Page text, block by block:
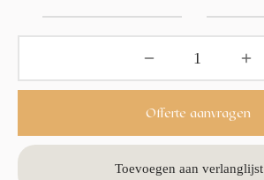
Offerte aanvragen
Toevoegen aan verlanglijst